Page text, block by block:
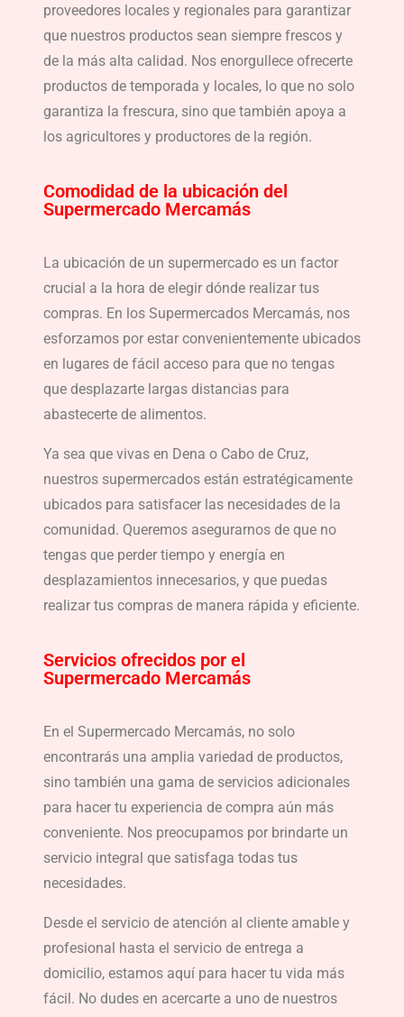
proveedores locales y regionales para garantizar
que nuestros productos sean siempre frescos y
de la más alta calidad. Nos enorgullece ofrecerte
productos de temporada y locales, lo que no solo
garantiza la frescura, sino que también apoya a
los agricultores y productores de la región.
Comodidad de la ubicación del
Supermercado Mercamás
La ubicación de un supermercado es un factor
crucial a la hora de elegir dónde realizar tus
compras. En los Supermercados Mercamás, nos
esforzamos por estar convenientemente ubicados
en lugares de fácil acceso para que no tengas
que desplazarte largas distancias para
abastecerte de alimentos.
Ya sea que vivas en Dena o Cabo de Cruz,
nuestros supermercados están estratégicamente
ubicados para satisfacer las necesidades de la
comunidad. Queremos asegurarnos de que no
tengas que perder tiempo y energía en
desplazamientos innecesarios, y que puedas
realizar tus compras de manera rápida y eficiente.
Servicios ofrecidos por el
Supermercado Mercamás
En el Supermercado Mercamás, no solo
encontrarás una amplia variedad de productos,
sino también una gama de servicios adicionales
para hacer tu experiencia de compra aún más
conveniente. Nos preocupamos por brindarte un
servicio integral que satisfaga todas tus
necesidades.
Desde el servicio de atención al cliente amable y
profesional hasta el servicio de entrega a
domicilio, estamos aquí para hacer tu vida más
fácil. No dudes en acercarte a uno de nuestros